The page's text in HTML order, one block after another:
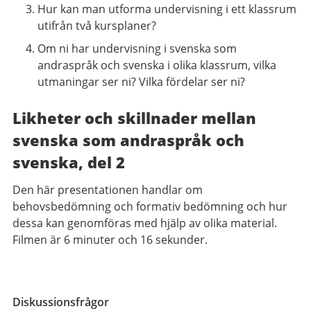
Hur kan man utforma undervisning i ett klassrum
utifrån två kursplaner?
Om ni har undervisning i svenska som
andraspråk och svenska i olika klassrum, vilka
utmaningar ser ni? Vilka fördelar ser ni?
Likheter och skillnader mellan
svenska som andraspråk och
svenska, del 2
Den här presentationen handlar om
behovsbedömning och formativ bedömning och hur
dessa kan genomföras med hjälp av olika material.
Filmen är 6 minuter och 16 sekunder.
Diskussionsfrågor